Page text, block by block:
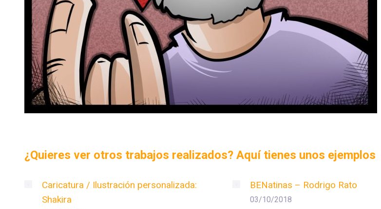
¿Quieres ver otros trabajos realizados? Aquí tienes unos ejemplos
Caricatura / Ilustración personalizada:
Shakira
BENatinas – Rodrigo Rato
03/10/2018